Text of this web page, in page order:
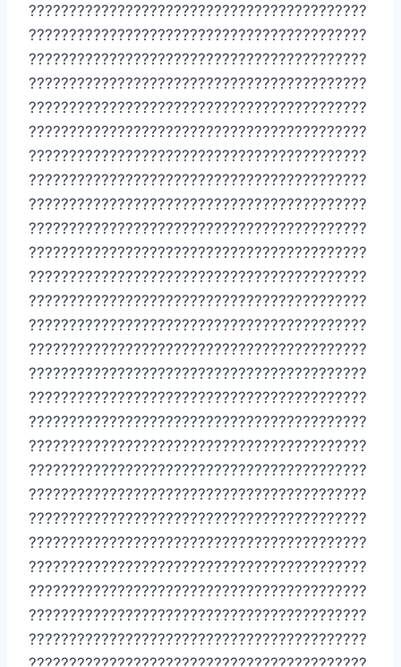
??????????????????????????????????????????
??????????????????????????????????????????
??????????????????????????????????????????
??????????????????????????????????????????
??????????????????????????????????????????
??????????????????????????????????????????
??????????????????????????????????????????
??????????????????????????????????????????
??????????????????????????????????????????
??????????????????????????????????????????
??????????????????????????????????????????
??????????????????????????????????????????
??????????????????????????????????????????
??????????????????????????????????????????
??????????????????????????????????????????
??????????????????????????????????????????
??????????????????????????????????????????
??????????????????????????????????????????
??????????????????????????????????????????
??????????????????????????????????????????
??????????????????????????????????????????
??????????????????????????????????????????
??????????????????????????????????????????
??????????????????????????????????????????
??????????????????????????????????????????
??????????????????????????????????????????
??????????????????????????????????????????
??????????????????????????????????????????